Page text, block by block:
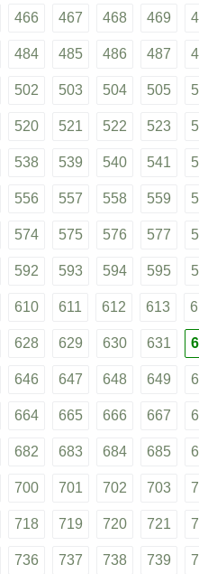
466 467 468 469
484 485 486 487
502 503 504 505
520 521 522 523
538 539 540 541
556 557 558 559
574 575 576 577
592 593 594 595
610 611 612 613
628 629 630 631
646 647 648 649
664 665 666 667
682 683 684 685
700 701 702 703
718 719 720 721
736 737 738 739